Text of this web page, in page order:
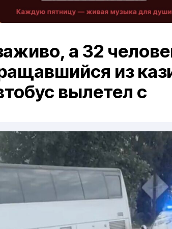
а 32
из
вылетел с